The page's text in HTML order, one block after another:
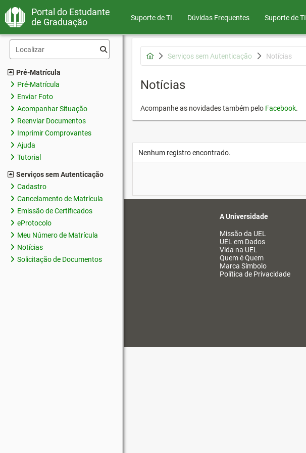
Portal do Estudante
de Graduação
Suporte de TI Dúvidas Frequentes Suporte de TI
Pré-Matrícula
Pré-Matrícula
Enviar Foto
Acompanhar Situação
Reenviar Documentos
Imprimir Comprovantes
Ajuda
Tutorial
Serviços sem Autenticação
Cadastro
Cancelamento de Matrícula
Emissão de Certificados
eProtocolo
Meu Número de Matrícula
Notícias
Solicitação de Documentos
Serviços sem Autenticação Notícias
Notícias
Acompanhe as novidades também pelo Facebook.
Nenhum registro encontrado.
A Universidade
Missão da UEL
UEL em Dados
Vida na UEL
Quem é Quem
Marca Símbolo
Política de Privacidade